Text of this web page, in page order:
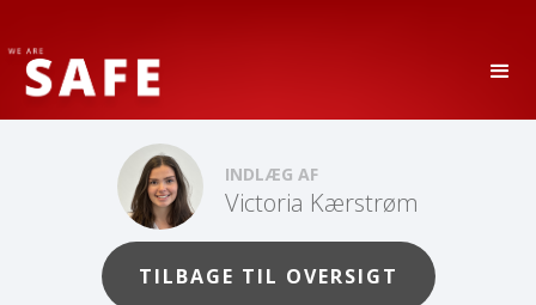
INDLÆG AF
Victoria Kærstrøm
TILBAGE TIL OVERSIGT